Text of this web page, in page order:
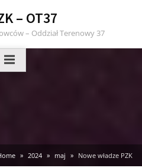
– OT37
– Oddział Terenowy 37
2024 maj Nowe władze PZK